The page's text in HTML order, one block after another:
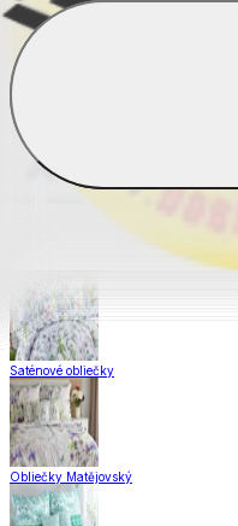
Obliečky Dual Feel®
Obliečky z hladkej bavlny
Saténové obliečky
Obliečky Matějovský